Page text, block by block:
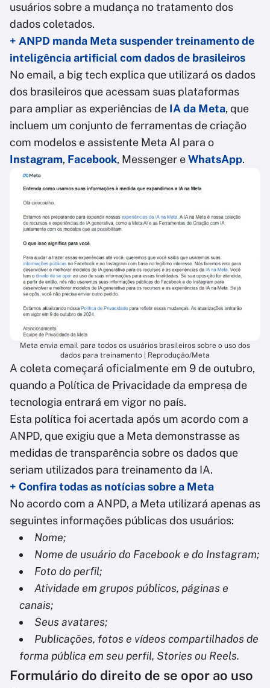
usuários sobre a mudança no tratamento dos
dados coletados.
+ ANPD manda Meta suspender treinamento de
inteligência artificial com dados de brasileiros
No email, a big tech explica que utilizará os dados
dos brasileiros que acessam suas plataformas
para ampliar as experiências de IA da Meta, que
incluem um conjunto de ferramentas de criação
com modelos e assistente Meta AI para o
Instagram, Facebook, Messenger eWhatsApp.
Meta envia email para todos os usuários brasileiros sobre o uso dos
dados para treinamento | Reprodução/Meta
A coleta começará oficialmente em 9 de outubro,
quando a Política de Privacidade da empresa de
tecnologia entrará em vigor no país.
Esta política foi acertada após um acordo com a
ANPD, que exigiu que a Meta demonstrasse as
medidas de transparência sobre os dados que
seriam utilizados para treinamento da IA.
+ Confira todas as notícias sobre a Meta
No acordo com a ANPD, a Meta utilizará apenas as
seguintes informações públicas dos usuários:
Nome;
Nome de usuário do Facebook e do Instagram;
Foto do perfil;
Atividade em grupos públicos, páginas e
canais;
Seus avatares;
Publicações, fotos e vídeos compartilhados de
forma pública em seu perfil, Stories ou Reels.
Formulário do direito de se opor ao uso